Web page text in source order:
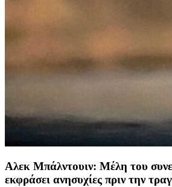
Αλεκ Μπάλντουιν: Μέλη του
εκφράσει ανησυχίες πριν την